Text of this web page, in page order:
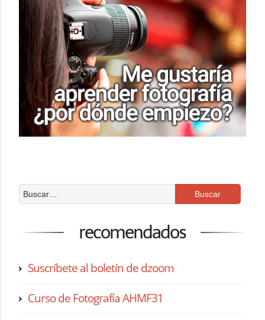
recomendados
Suscríbete al boletín de dzoom
Curso de Fotografía AHMF31